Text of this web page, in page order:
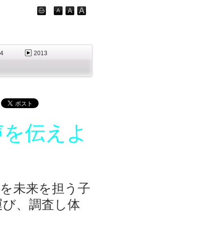
2013
伝えよ
未来を担う子
、調査し体